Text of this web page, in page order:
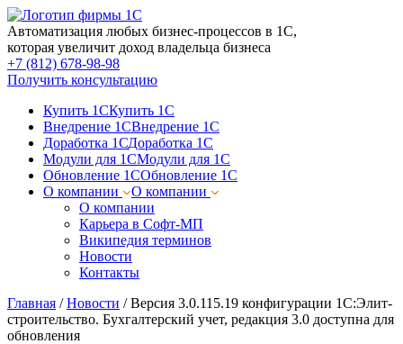
Автоматизация любых бизнес-процессов в 1С,
которая увеличит доход владельца бизнеса
+7 (812) 678-98-98
Получить консультацию
Купить 1СКупить 1С
Внедрение 1СВнедрение 1С
Доработка 1СДоработка 1С
Модули для 1СМодули для 1С
Обновление 1СОбновление 1С
О компании
О компании
О компании
Карьера в Софт-МП
Википедия терминов
Новости
Контакты
Главная /Новости /Версия 3.0.115.19 конфигурации 1С:Элит-
строительство. Бухгалтерский учет, редакция 3.0 доступна для
обновления